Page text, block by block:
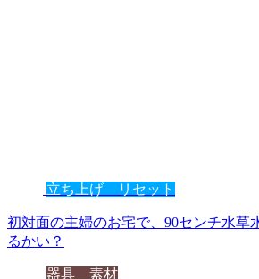
立ち上げ リセット
初対面の主婦のお宅で、90センチ水草
るかい？
器具 素材